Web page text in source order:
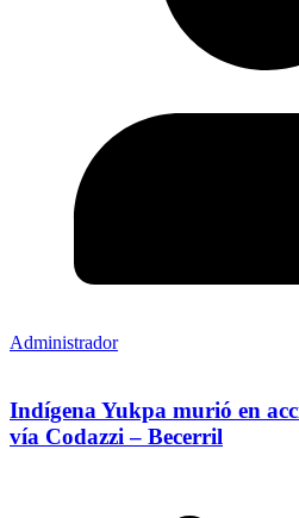
Administrador
Indígena Yukpa murió en
vía Codazzi – Becerril